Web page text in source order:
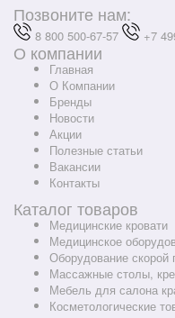
Позвоните нам:
8 800 500-67-57 +7
О компании
Главная
О Компании
Бренды
Новости
Акции
Полезные статьи
Вакансии
Контакты
Каталог товаров
Медицинские кровати
Медицинское
Оборудование
Массажные столы,
Мебель для салона
Косметологические